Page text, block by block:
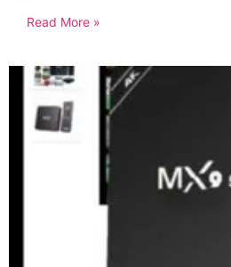
Read More »